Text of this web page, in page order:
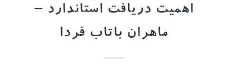
اهمیت دریافت استاندارد –
ماهران باتاب فردا